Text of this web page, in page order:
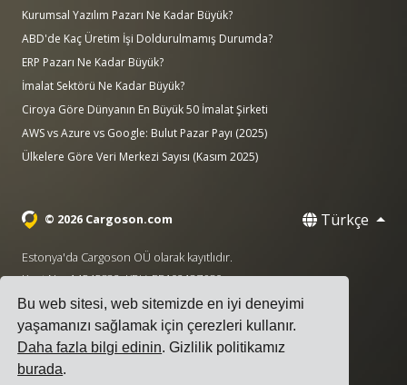
Bu web sitesi, web sitemizde en iyi deneyimi
yaşamanızı sağlamak için çerezleri kullanır.
Daha fazla bilgi edinin. Gizlilik politikamız
burada.
Kurumsal Yazılım Pazarı Ne Kadar Büyük?
ABD'de Kaç Üretim İşi Doldurulmamış Durumda?
ERP Pazarı Ne Kadar Büyük?
İmalat Sektörü Ne Kadar Büyük?
Ciroya Göre Dünyanın En Büyük 50 İmalat Şirketi
AWS vs Azure vs Google: Bulut Pazar Payı (2025)
Ülkelere Göre Veri Merkezi Sayısı (Kasım 2025)
© 2026 Cargoson.com Türkçe
Estonya'da Cargoson OÜ olarak kayıtlıdır.
Kayıt No: 14545832. KDV: EE102137680.
Genel Merkez: Pärnu mnt. 141, 11314 Tallinn, Estonya
+372 5555 0028 ·hello@cargoson.com
Hizmet Şartları